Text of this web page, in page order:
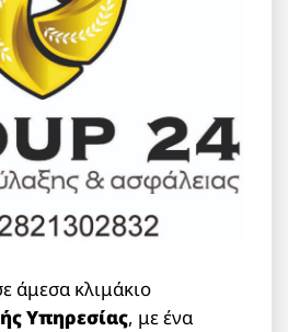
άμεσα κλιμάκιο
Υπηρεσίας, με ένα